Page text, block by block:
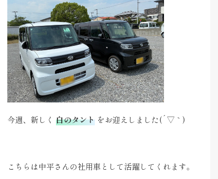
今週、新しく 白のタント をお迎えしました(´▽｀ )
こちらは中平さんの社用車として活躍してくれます。